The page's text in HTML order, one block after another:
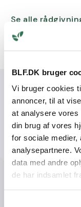
BLF.DK bruger
Vi bruger cookies
annoncer, til at
at analysere vores
din brug af vores
for sociale medier,
analysepartnere.
data med andre
de har indsamlet
Se alle